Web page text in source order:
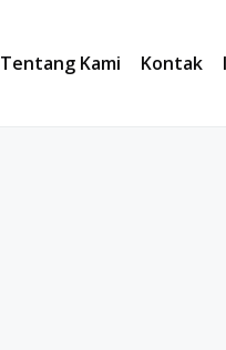
Tentang Kami Kontak